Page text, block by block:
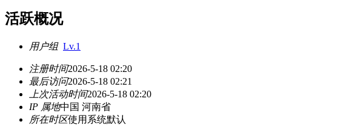
活跃概况
用户组 Lv.1
注册时间2026-5-18 02:20
最后访问2026-5-18 02:21
上次活动时间2026-5-18 02:20
IP 属地中国 河南省
所在时区使用系统默认